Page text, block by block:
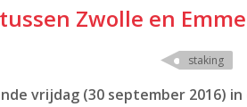
Zwolle en
staking
vrijdag (30 september 2016)